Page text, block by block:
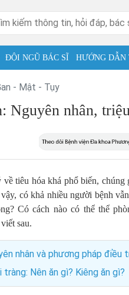
ĐỘI NGŨ BÁC SĨ HƯỚNG
- Mật - Tụy
Nguyên nhân,
tiêu hóa khá phổ biến,
có khả nhiều người bệnh
Có cách nào có thể thể
sau.
nhân và phương pháp điều
Nên ăn gì? Kiêng ăn gì?